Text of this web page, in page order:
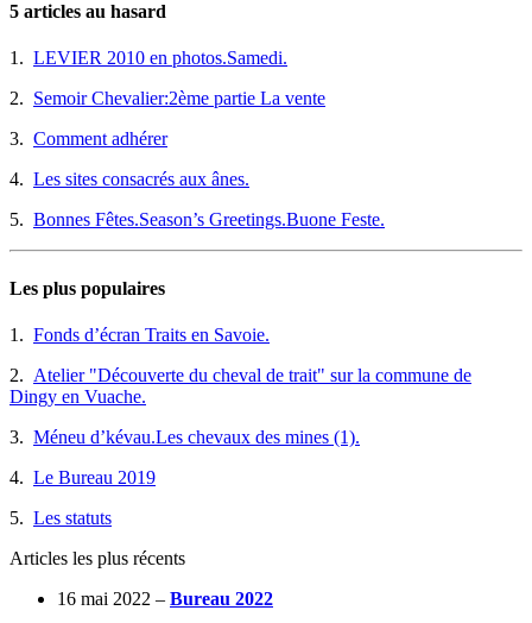
5 articles au hasard
1. LEVIER 2010 en photos.Samedi.
2. Semoir Chevalier:2ème partie La vente
3. Comment adhérer
4. Les sites consacrés aux ânes.
5. Bonnes Fêtes.Season’s Greetings.Buone Feste.
Les plus populaires
1. Fonds d’écran Traits en Savoie.
2. Atelier "Découverte du cheval de trait" sur la commune de
Dingy en Vuache.
3. Méneu d’kévau.Les chevaux des mines (1).
4. Le Bureau 2019
5. Les statuts
Articles les plus récents
16 mai 2022 – Bureau 2022